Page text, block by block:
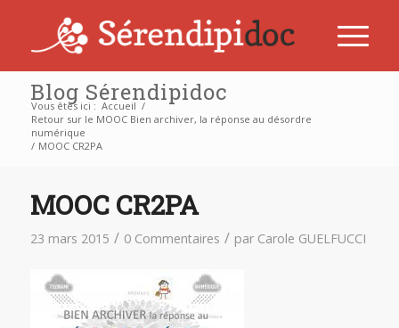
Blog Sérendipidoc
Vous êtes ici : Accueil /
Retour sur le MOOC Bien archiver, la réponse au désordre
numérique
/ MOOC CR2PA
MOOC CR2PA
23 mars 2015 / 0 Commentaires / par Carole GUELFUCCI